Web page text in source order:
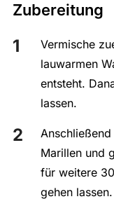
Zubereitung
Vermische
lauwarmen
entsteht.
lassen.
Marillen und
für weitere
gehen lassen.